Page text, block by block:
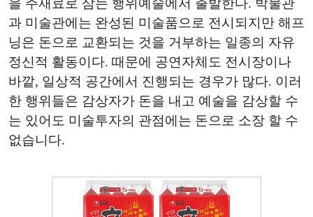
과 미술관에는 완성된 미술품으로 전시되지만 해프
닝은 돈으로 교환되는 것을 거부하는 일종의 자유
정신적 활동이다. 때문에 공연자체도 전시장이나
바깥, 일상적 공간에서 진행되는 경우가 많다. 이러
한 행위들은 감상자가 돈을 내고 예술을 감상할 수
는 있어도 미술투자의 관점에는 돈으로 소장 할 수
없습니다.